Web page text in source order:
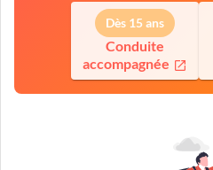
Dès 15 ans
Conduite
accompagnée